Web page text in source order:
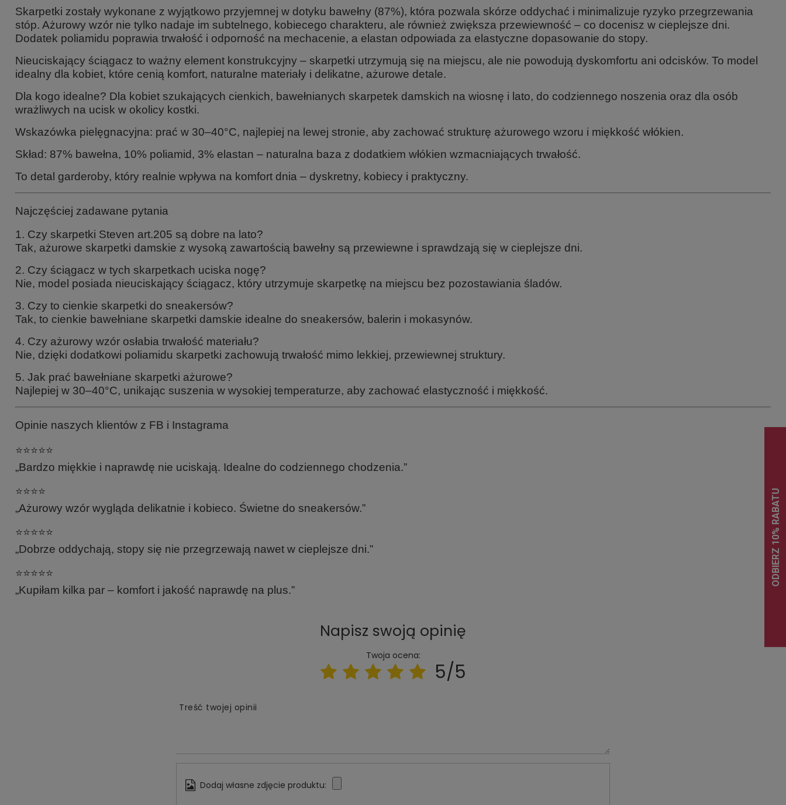
Skarpetki zostały wykonane z wyjątkowo przyjemnej w dotyku bawełny (87%), która pozwala skórze oddychać i minimalizuje ryzyko przegrzewania
stóp. Ażurowy wzór nie tylko nadaje im subtelnego, kobiecego charakteru, ale również zwiększa przewiewność – co docenisz w cieplejsze dni.
Dodatek poliamidu poprawia trwałość i odporność na mechacenie, a elastan odpowiada za elastyczne dopasowanie do stopy.
Nieuciskający ściągacz to ważny element konstrukcyjny – skarpetki utrzymują się na miejscu, ale nie powodują dyskomfortu ani odcisków. To model
idealny dla kobiet, które cenią komfort, naturalne materiały i delikatne, ażurowe detale.
Dla kogo idealne? Dla kobiet szukających cienkich, bawełnianych skarpetek damskich na wiosnę i lato, do codziennego noszenia oraz dla osób
wrażliwych na ucisk w okolicy kostki.
Wskazówka pielęgnacyjna: prać w 30–40°C, najlepiej na lewej stronie, aby zachować strukturę ażurowego wzoru i miękkość włókien.
Skład: 87% bawełna, 10% poliamid, 3% elastan – naturalna baza z dodatkiem włókien wzmacniających trwałość.
To detal garderoby, który realnie wpływa na komfort dnia – dyskretny, kobiecy i praktyczny.
Najczęściej zadawane pytania
1. Czy skarpetki Steven art.205 są dobre na lato?
Tak, ażurowe skarpetki damskie z wysoką zawartością bawełny są przewiewne i sprawdzają się w cieplejsze dni.
2. Czy ściągacz w tych skarpetkach uciska nogę?
Nie, model posiada nieuciskający ściągacz, który utrzymuje skarpetkę na miejscu bez pozostawiania śladów.
3. Czy to cienkie skarpetki do sneakersów?
Tak, to cienkie bawełniane skarpetki damskie idealne do sneakersów, balerin i mokasynów.
4. Czy ażurowy wzór osłabia trwałość materiału?
Nie, dzięki dodatkowi poliamidu skarpetki zachowują trwałość mimo lekkiej, przewiewnej struktury.
5. Jak prać bawełniane skarpetki ażurowe?
Najlepiej w 30–40°C, unikając suszenia w wysokiej temperaturze, aby zachować elastyczność i miękkość.
Opinie naszych klientów z FB i Instagrama
⭐️⭐️⭐️⭐️⭐️
„Bardzo miękkie i naprawdę nie uciskają. Idealne do codziennego chodzenia.”
⭐️⭐️⭐️⭐️
„Ażurowy wzór wygląda delikatnie i kobieco. Świetne do sneakersów.”
⭐️⭐️⭐️⭐️⭐️
„Dobrze oddychają, stopy się nie przegrzewają nawet w cieplejsze dni.”
⭐️⭐️⭐️⭐️⭐️
„Kupiłam kilka par – komfort i jakość naprawdę na plus.”
Napisz swoją opinię
Twoja ocena:
5/5
Treść twojej opinii
Dodaj własne zdjęcie produktu: